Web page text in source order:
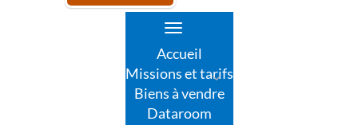
Toggle
navigation
Accueil
Missions et tarifs
Biens à vendre
Dataroom